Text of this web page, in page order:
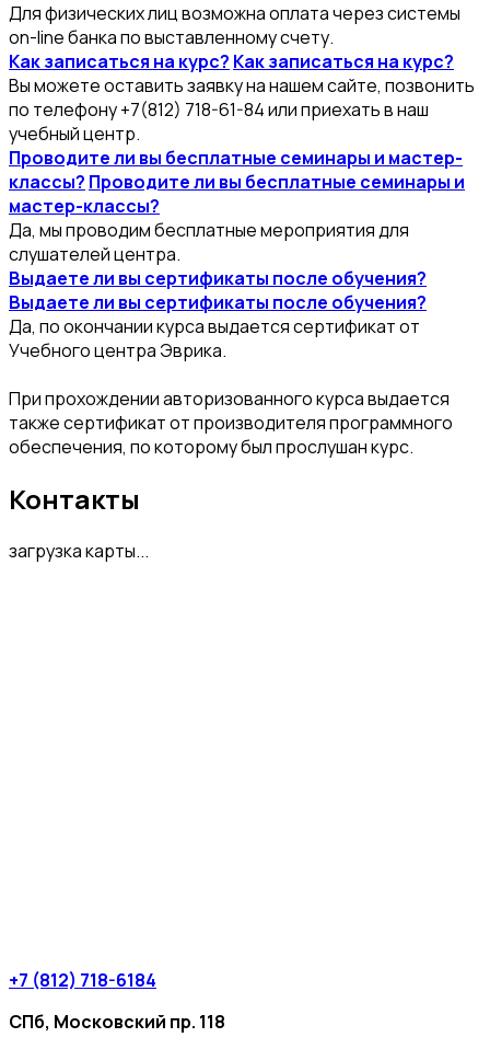
Для физических лиц возможна оплата через системы
on-line банка по выставленному счету.
Как записаться на курс? Как записаться на курс?
Вы можете оставить заявку на нашем сайте, позвонить
по телефону +7(812) 718-61-84 или приехать в наш
учебный центр.
Проводите ли вы бесплатные семинары и мастер-
классы? Проводите ли вы бесплатные семинары и
мастер-классы?
Да, мы проводим бесплатные мероприятия для
слушателей центра.
Выдаете ли вы сертификаты после обучения?
Выдаете ли вы сертификаты после обучения?
Да, по окончании курса выдается сертификат от
Учебного центра Эврика.
При прохождении авторизованного курса выдается
также сертификат от производителя программного
обеспечения, по которому был прослушан курс.
Контакты
загрузка карты...
+7 (812) 718-6184
СПб, Московский пр. 118